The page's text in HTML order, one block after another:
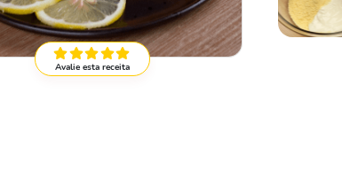
Avalie esta receita